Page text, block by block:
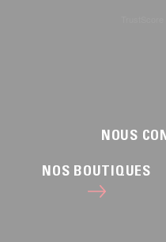
NOUS
NOS BOUTIQUES